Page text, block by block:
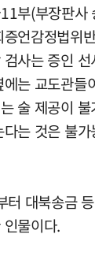
부(부장판사
언감정법위
사는 증인
는 교도관들
술 제공이
는 것은 불
대북송금
물이다.